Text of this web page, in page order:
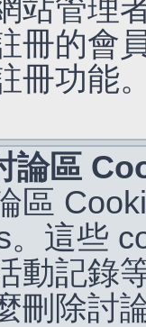
站管理
冊的會
冊功能
論區
區
。這些
動記錄
刪除討